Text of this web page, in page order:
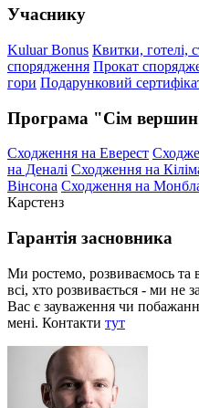
Учаснику
Kuluar Bonus Квитки, готелі,
спорядження Прокат
гори Подарунковий
Програма "Сім
Сходження на Еверест
на Деналі Сходження на
Вінсона Сходження на
Карстенз
Гарантія засновника
Ми ростемо, розвиваємось та
всі, хто розвивається - ми не
Вас є зауваження чи
мені. Контакти тут